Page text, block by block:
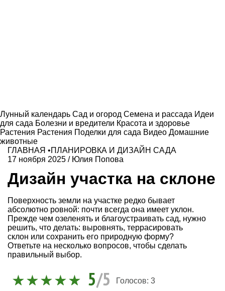
Лунный календарь Сад и огород Семена и рассада Идеи
для сада Болезни и вредители Красота и здоровье
Растения Растения Поделки для сада Видео Домашние
животные
ГЛАВНАЯ •ПЛАНИРОВКА И ДИЗАЙН САДА
17 ноября 2025 / Юлия Попова
Дизайн участка на склоне
Поверхность земли на участке редко бывает
абсолютно ровной: почти всегда она имеет уклон.
Прежде чем озеленять и благоустраивать сад, нужно
решить, что делать: выровнять, террасировать
склон или сохранить его природную форму?
Ответьте на несколько вопросов, чтобы сделать
правильный выбор.
5/5 Голосов: 3